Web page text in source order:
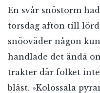
En svår snöstorm
torsdag afton till
snöoväder någon
handlade det ändå
trakter där folket
blåst. »Kolossala